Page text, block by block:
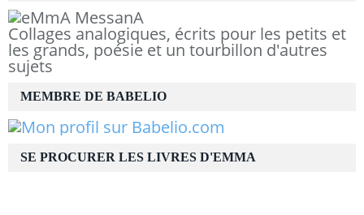
Collages analogiques, écrits pour les petits et
les grands, poésie et un tourbillon d'autres
sujets
MEMBRE DE BABELIO
SE PROCURER LES LIVRES D'EMMA